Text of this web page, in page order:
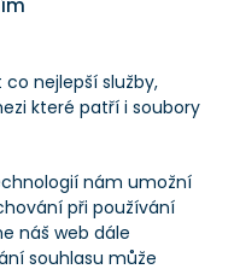
nejlepší služby,
které patří i soubory
nám umožní
při používání
náš web dále
souhlasu může
zisky. Tyto
a